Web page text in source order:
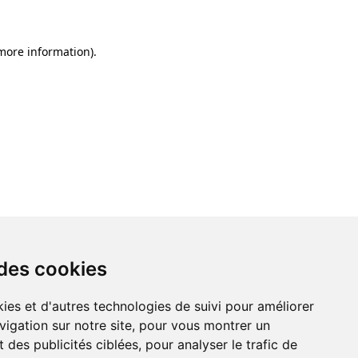
cookies
et d'autres technologies de suivi pour améliorer
sur notre site, pour vous montrer un
des publicités ciblées, pour analyser le trafic de
information).